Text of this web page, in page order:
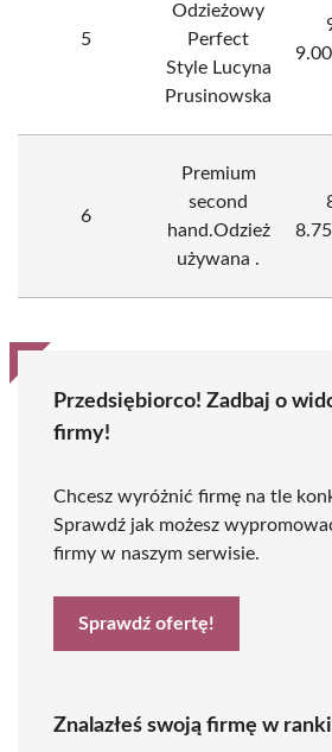
5
Odzieżowy
Perfect
Style Lucyna
Prusinowska
9.00
6
Premium
second
hand.Odzież
używana .
8.75
Przedsiębiorco! Zadbaj o
firmy!
Chcesz wyróżnić firmę na tle
Sprawdź jak możesz
firmy w naszym serwisie.
Sprawdź ofertę!
Znalazłeś swoją firmę w